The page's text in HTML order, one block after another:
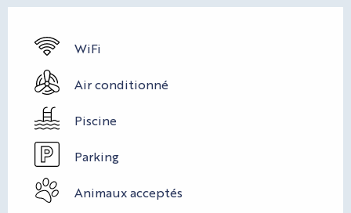
WiFi
Air conditionné
Piscine
Parking
Animaux acceptés